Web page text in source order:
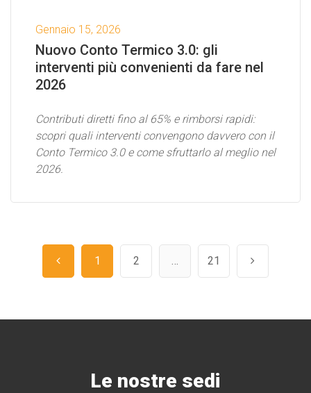
Gennaio 15, 2026
Nuovo Conto Termico 3.0: gli
interventi più convenienti da fare nel
2026
Contributi diretti fino al 65% e rimborsi rapidi:
scopri quali interventi convengono davvero con il
Conto Termico 3.0 e come sfruttarlo al meglio nel
2026.
1 2 … 21
Le nostre sedi